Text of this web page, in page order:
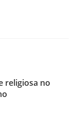
religiosa no